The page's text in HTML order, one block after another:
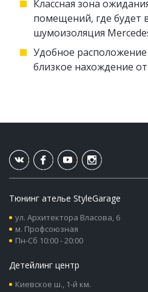
Классная зона
помещений, где будет
шумоизоляция
Удобное
близкое нахождение
Тюнинг ателье StyleGarage
ул. Архитектора Власова, 6
м. Профсоюзная
Пн-Сб 10:00 - 20:00
Детейлинг центр
Киевское ш., 1-й км.